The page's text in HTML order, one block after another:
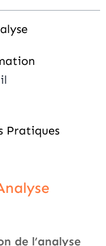
Pratiques
de l’analyse